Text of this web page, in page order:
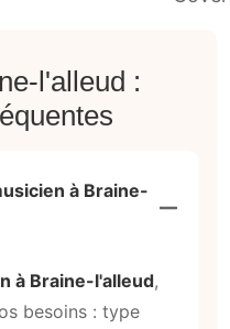
l'alleud :
à Braine-
à Braine-l'alleud,
besoins : type